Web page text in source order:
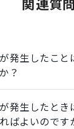
発生したこと
？
発生したとき
ばよいのです